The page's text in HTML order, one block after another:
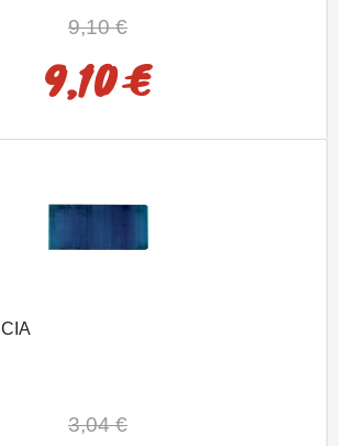
9,10 €
9,10 €
3,04 €